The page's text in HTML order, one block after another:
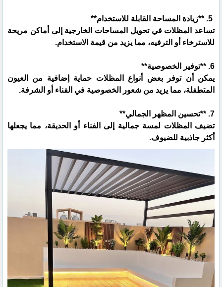
تساعد المظلات في تحويل المساحات الخارجية إلى أماكن مريحة
للاسترخاء أو الترفيه، مما يزيد من قيمة الاستخدام.
6. **توفير الخصوصية**
يمكن أن توفر بعض أنواع المظلات حماية إضافية من العيون
المتطفلة، مما يزيد من شعور الخصوصية في الفناء أو الشرفة.
7. **تحسين المظهر الجمالي**
تضيف المظلات لمسة جمالية إلى الفناء أو الحديقة، مما يجعلها
أكثر جاذبية للضيوف.